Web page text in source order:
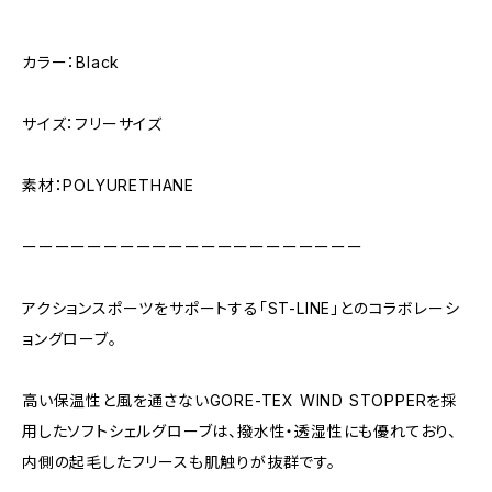
カラー：Black
サイズ：フリーサイズ
素材：POLYURETHANE
ーーーーーーーーーーーーーーーーーーーーー
アクションスポーツをサポートする「ST-LINE」とのコラボレーシ
ョングローブ。
高い保温性と風を通さないGORE-TEX WIND STOPPERを採
用したソフトシェルグローブは、撥水性・透湿性にも優れており、
内側の起毛したフリースも肌触りが抜群です。